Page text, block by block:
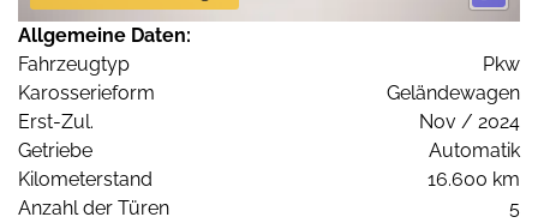
Allgemeine Daten:
Fahrzeugtyp
Pkw
Karosserieform
Geländewagen
Erst-Zul.
Nov / 2024
Getriebe
Automatik
Kilometerstand
16.600 km
Anzahl der Türen
5